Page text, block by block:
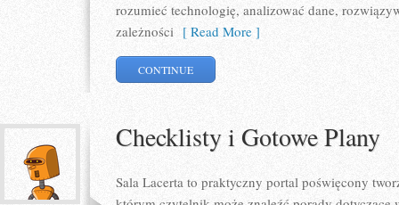
rozumieć technologię, analizować dane,
zależności [ Read More ]
CONTINUE
Checklisty i Gotowe Plany
Sala Lacerta to praktyczny portal poświęcony